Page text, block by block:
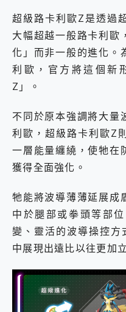
超級路卡利歐Z是透過
大幅超越一般路卡利歐
化」而非一般的進化。
利歐，官方將這個新
Z」。
不同於原本強調將大量
利歐，超級路卡利歐Z
一層能量纏繞，使牠在
獲得全面強化。
牠能將波導薄薄延展成
中於腿部或拳頭等部
變、靈活的波導操控
中展現出遠比以往更加